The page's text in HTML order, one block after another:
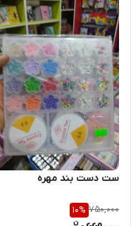
ست دست بند مهره
750,000
10%